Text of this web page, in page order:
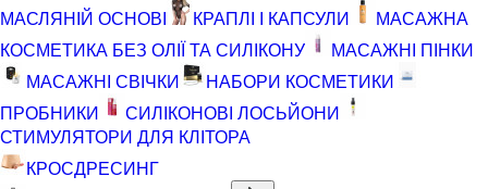
МАСЛЯНІЙ ОСНОВІ
КРАПЛІ І КАПСУЛИ
МАСАЖНА
КОСМЕТИКА БЕЗ ОЛІЇ ТА СИЛІКОНУ
МАСАЖНІ ПІНКИ
МАСАЖНІ СВІЧКИ
НАБОРИ КОСМЕТИКИ
ПРОБНИКИ
СИЛІКОНОВІ ЛОСЬЙОНИ
СТИМУЛЯТОРИ ДЛЯ КЛІТОРА
КРОСДРЕСИНГ